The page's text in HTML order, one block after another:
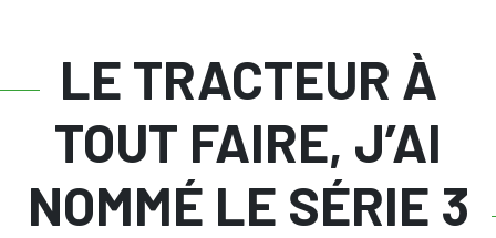
LE TRACTEUR À
TOUT FAIRE, J’AI
NOMMÉ LE SÉRIE 3